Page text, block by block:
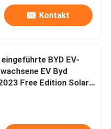
Kontakt
BYD EV-
EV Byd
Free Edition Solar